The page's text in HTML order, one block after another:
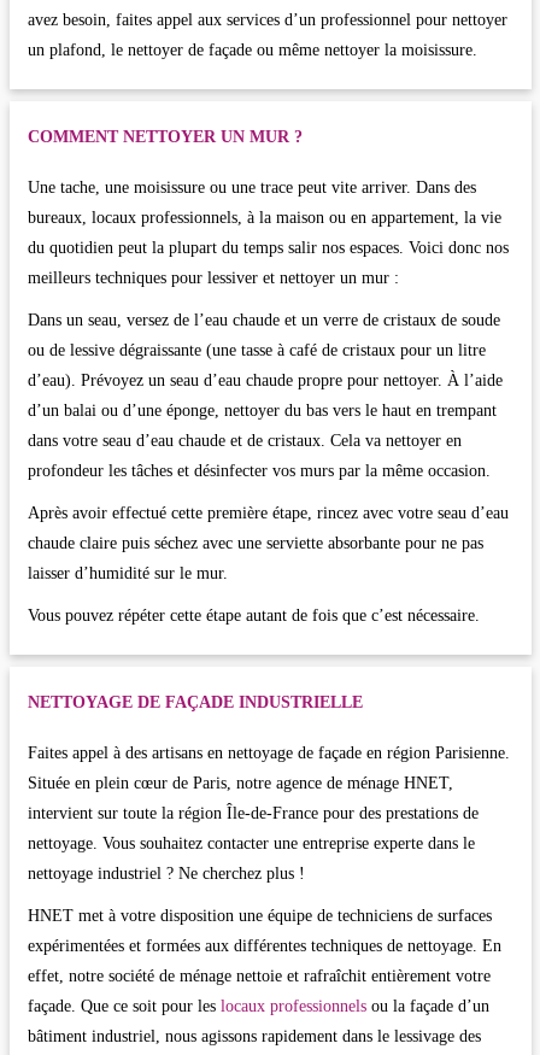
avez besoin, faites appel aux services d’un professionnel pour nettoyer
un plafond, le nettoyer de façade ou même nettoyer la moisissure.
COMMENT NETTOYER UN MUR ?
Une tache, une moisissure ou une trace peut vite arriver. Dans des
bureaux, locaux professionnels, à la maison ou en appartement, la vie
du quotidien peut la plupart du temps salir nos espaces. Voici donc nos
meilleurs techniques pour lessiver et nettoyer un mur :
Dans un seau, versez de l’eau chaude et un verre de cristaux de soude
ou de lessive dégraissante (une tasse à café de cristaux pour un litre
d’eau). Prévoyez un seau d’eau chaude propre pour nettoyer. À l’aide
d’un balai ou d’une éponge, nettoyer du bas vers le haut en trempant
dans votre seau d’eau chaude et de cristaux. Cela va nettoyer en
profondeur les tâches et désinfecter vos murs par la même occasion.
Après avoir effectué cette première étape, rincez avec votre seau d’eau
chaude claire puis séchez avec une serviette absorbante pour ne pas
laisser d’humidité sur le mur.
Vous pouvez répéter cette étape autant de fois que c’est nécessaire.
NETTOYAGE DE FAÇADE INDUSTRIELLE
Faites appel à des artisans en nettoyage de façade en région Parisienne.
Située en plein cœur de Paris, notre agence de ménage HNET,
intervient sur toute la région Île-de-France pour des prestations de
nettoyage. Vous souhaitez contacter une entreprise experte dans le
nettoyage industriel ? Ne cherchez plus !
HNET met à votre disposition une équipe de techniciens de surfaces
expérimentées et formées aux différentes techniques de nettoyage. En
effet, notre société de ménage nettoie et rafraîchit entièrement votre
façade. Que ce soit pour les locaux professionnelsou la façade d’un
bâtiment industriel, nous agissons rapidement dans le lessivage des